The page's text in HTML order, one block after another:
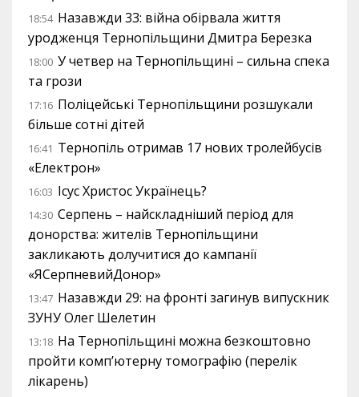
18:54 Назавжди 33: війна обірвала життя
уродженця Тернопільщини Дмитра Березка
18:00 У четвер на Тернопільщині – сильна спека
та грози
17:16 Поліцейські Тернопільщини розшукали
більше сотні дітей
16:41 Тернопіль отримав 17 нових тролейбусів
«Електрон»
16:03 Ісус Христос Українець?
14:30 Серпень – найскладніший період для
донорства: жителів Тернопільщини
закликають долучитися до кампанії
«ЯСерпневийДонор»
13:47 Назавжди 29: на фронті загинув випускник
ЗУНУ Олег Шелетин
13:18 На Тернопільщині можна безкоштовно
пройти комп’ютерну томографію (перелік
лікарень)